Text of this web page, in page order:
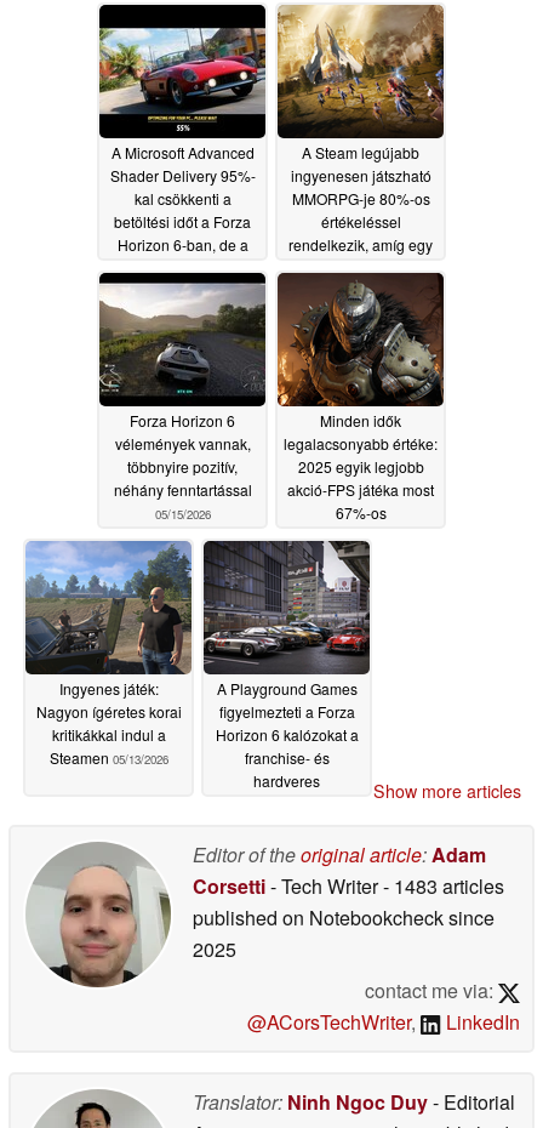
A Microsoft Advanced
Shader Delivery 95%-
kal csökkenti a
betöltési időt a Forza
Horizon 6-ban, de a
alkalmazás
ökoszisztéma mögé
zárták05/19/2026
A Steam legújabb
ingyenesen játszható
MMORPG-je 80%-os
értékeléssel
rendelkezik, amíg egy
nem nézed..05/18/2026
Forza Horizon 6
vélemények vannak,
többnyire pozitív,
néhány fenntartással
05/15/2026
Minden idők
legalacsonyabb értéke:
2025 egyik legjobb
akció-FPS játéka most
67%-os
kapható a Steamen
05/14/2026
Ingyenes játék:
Nagyon ígéretes korai
kritikákkal indul a
Steamen 05/13/2026
A Playground Games
figyelmezteti a Forza
Horizon 6 kalózokat a
franchise- és
hardveres
Show more articles
Editor of theoriginal article:Adam
Corsetti- Tech Writer- 1483 articles
published on Notebookchecksince
2025
contact me via:
@ACorsTechWriter, LinkedIn
Translator: Ninh Ngoc Duy- Editorial